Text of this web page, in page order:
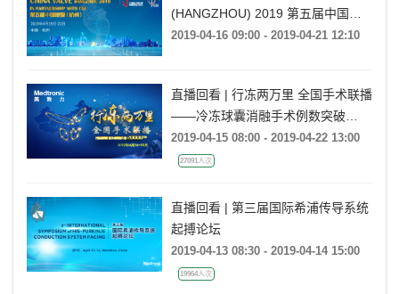
(HANGZHOU) 2019 第五届中国瓣
膜（杭州）
2019-04-16 09:00 - 2019-04-21 12:10
直播回看 | 行冻两万里 全国手术联播
——冷冻球囊消融手术例数突破
20000例
2019-04-15 08:00 - 2019-04-22 13:00
27091人次
直播回看 | 第三届国际希浦传导系统
起搏论坛
2019-04-13 08:30 - 2019-04-14 15:00
19964人次